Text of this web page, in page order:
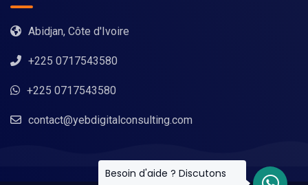
Abidjan, Côte d'Ivoire
+225 0717543580
+225 0717543580
contact@yebdigitalconsulting.com
Besoin d'aide ? Discutons